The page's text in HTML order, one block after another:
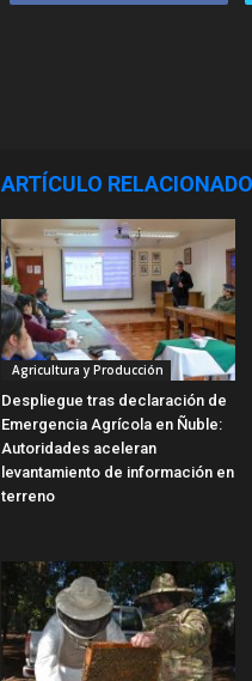
ARTÍCULO
Agricultura y Producción
Despliegue tras declaración de
Emergencia Agrícola en Ñuble:
Autoridades aceleran
levantamiento de información en
terreno